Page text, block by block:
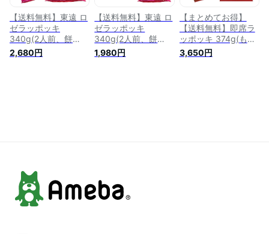
【送料無料】東遠 ロ
ゼラッポッキ
340g(2人前、餅
200g、乾麵80g、粉
末ソース60g)×3袋
2,680円
【送料無料】東遠 ロ
ゼラッポッキ
340g(2人前、餅
200g、乾麵80g、粉
末ソース60g)×2袋セ
1,980円
【まとめてお得】
【送料無料】即席ラ
ッポッキ 374g(もち
200g、麺80g、ソー
ス92g、乾燥ねぎ2g)
3,650円